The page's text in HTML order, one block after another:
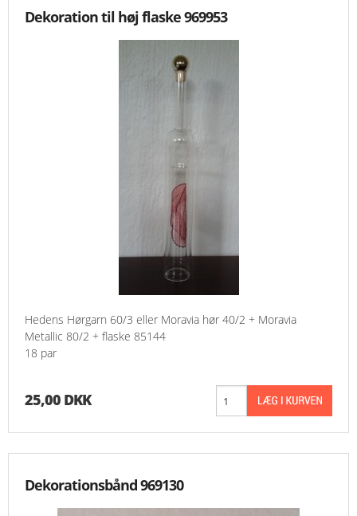
Dekoration til høj flaske 969953
Hedens Hørgarn 60/3 eller Moravia hør 40/2 + Moravia
Metallic 80/2 + flaske 85144
18 par
25,00 DKK
Dekorationsbånd 969130